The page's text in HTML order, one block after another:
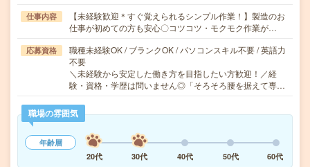
仕事内容
【未経験歓迎＊すぐ覚えられるシンプル作業！】製造のお
仕事が初めての方も安心〇コツコツ・モクモク作業が…
応募資格
職種未経験OK / ブランクOK / パソコンスキル不要 / 英語力
不要
＼未経験から安定した働き方を目指したい方歓迎！／経
験・資格・学歴は問いません◎「そろそろ腰を据えて専…
職場の雰囲気
年齢層
20代
30代 40代 50代 60代